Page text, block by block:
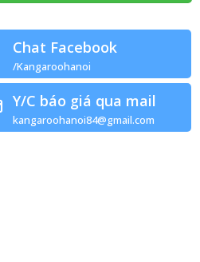
Chat Facebook
/Kangaroohanoi
Y/C báo giá qua mail
kangaroohanoi84@gmail.com